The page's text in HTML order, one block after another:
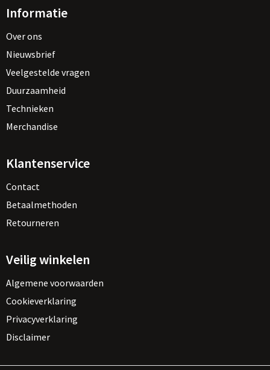
Informatie
Over ons
Nieuwsbrief
Veelgestelde vragen
Duurzaamheid
Technieken
Merchandise
Klantenservice
Contact
Betaalmethoden
Retourneren
Veilig winkelen
Algemene voorwaarden
Cookieverklaring
Privacyverklaring
Disclaimer